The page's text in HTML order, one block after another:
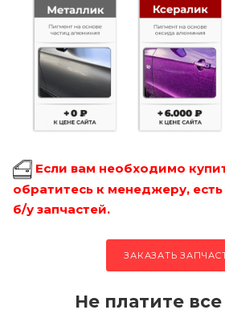
Если вам необходимо
обратитесь к менеджеру,
б/у запчастей.
ЗАКАЗАТЬ
Не платите все